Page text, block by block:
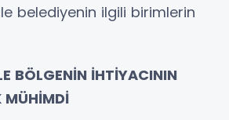
belediyenin ilgili birimlerin
BÖLGENİN İHTİYACININ
MÜHİMDİ